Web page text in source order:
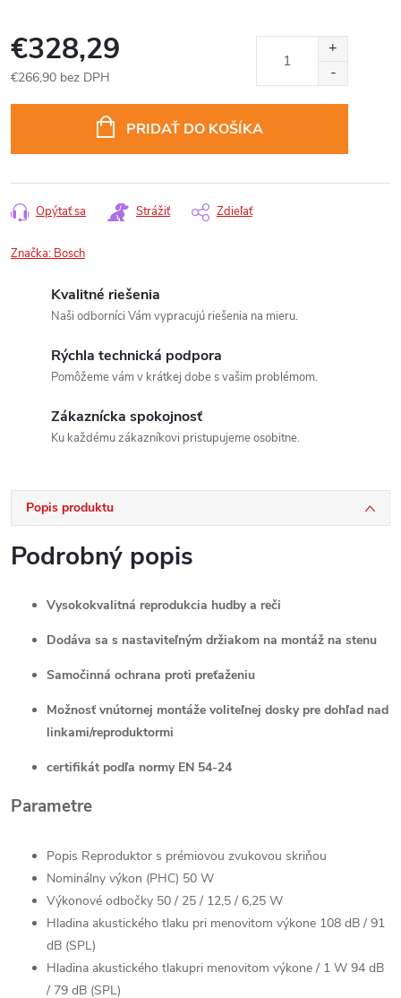
€328,29
€266,90 bez DPH
PRIDAŤ DO KOŠÍKA
Opýtať sa Strážiť Zdieľať
Značka: Bosch
Kvalitné riešenia
Naši odborníci Vám vypracujú riešenia na mieru.
Rýchla technická podpora
Pomôžeme vám v krátkej dobe s vašim problémom.
Zákaznícka spokojnosť
Ku každému zákazníkovi pristupujeme osobitne.
Popis produktu
Podrobný popis
Vysokokvalitná reprodukcia hudby a reči
Dodáva sa s nastaviteľným držiakom na montáž na stenu
Samočinná ochrana proti preťaženiu
Možnosť vnútornej montáže voliteľnej dosky pre dohľad nad
linkami/reproduktormi
certifikát podľa normy EN 54-24
Parametre
Popis Reproduktor s prémiovou zvukovou skriňou
Nominálny výkon (PHC) 50 W
Výkonové odbočky 50 / 25 / 12,5 / 6,25 W
Hladina akustického tlaku pri menovitom výkone 108 dB / 91
dB (SPL)
Hladina akustického tlakupri menovitom výkone / 1 W 94 dB
/ 79 dB (SPL)